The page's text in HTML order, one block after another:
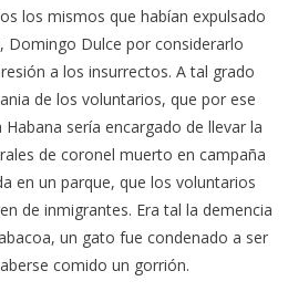
los mismos que habían expulsado
Domingo Dulce por considerarlo
a los insurrectos. A tal grado
de los voluntarios, que por ese
sería encargado de llevar la
de coronel muerto en campaña
en un parque, que los voluntarios
de inmigrantes. Era tal la demencia
un gato fue condenado a ser
comido un gorrión.